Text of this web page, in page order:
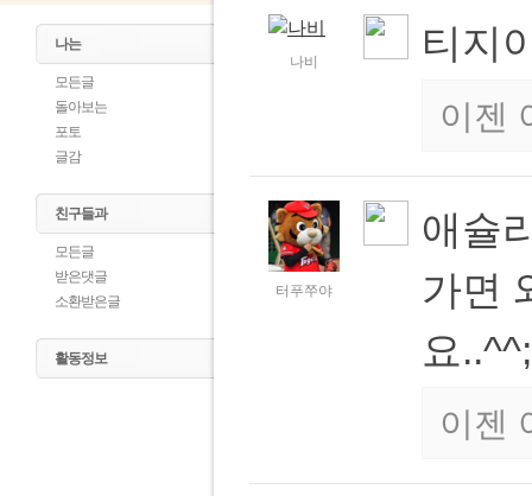
나는
모든글
돌아보는
포토
글감
친구들과
모든글
받은댓글
소환받은글
활동정보
나비 티지
이젠
터푸쭈야
애슐
가면
요
이젠